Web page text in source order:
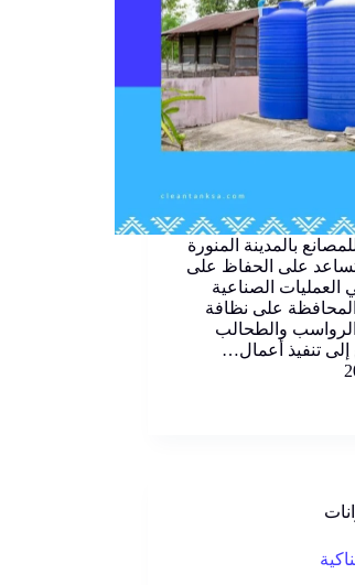
بالمدينة المنورة
على الحفاظ على
العمليات الصناعية
على نظافة
الرواسب والطحالب
إلى تنفيذ أعمال…